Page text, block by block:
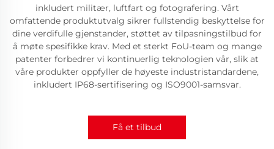
inkludert militær, luftfart og fotografering. Vårt
omfattende produktutvalg sikrer fullstendig beskyttelse for
dine verdifulle gjenstander, støttet av tilpasningstilbud for
å møte spesifikke krav. Med et sterkt FoU-team og mange
patenter forbedrer vi kontinuerlig teknologien vår, slik at
våre produkter oppfyller de høyeste industristandardene,
inkludert IP68-sertifisering og ISO9001-samsvar.
Få et tilbud